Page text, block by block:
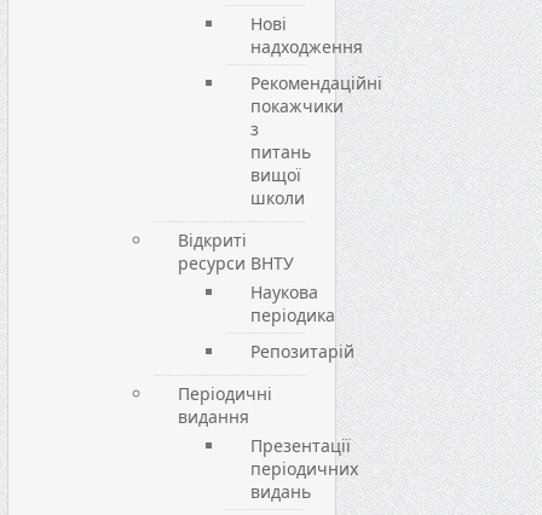
Нові
надходження
Рекомендаційні
покажчики
з
питань
вищої
школи
Відкриті
ресурси ВНТУ
Наукова
періодика
Репозитарій
Періодичні
видання
Презентації
періодичних
видань